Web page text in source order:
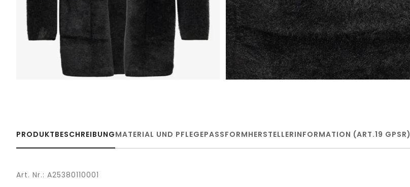
PRODUKTBESCHREIBUNGMATERIAL UND PFLEGEPASSFORMHERSTELLERINFORMATION (ART.19 GPSR)
Art. Nr.: A25380110001